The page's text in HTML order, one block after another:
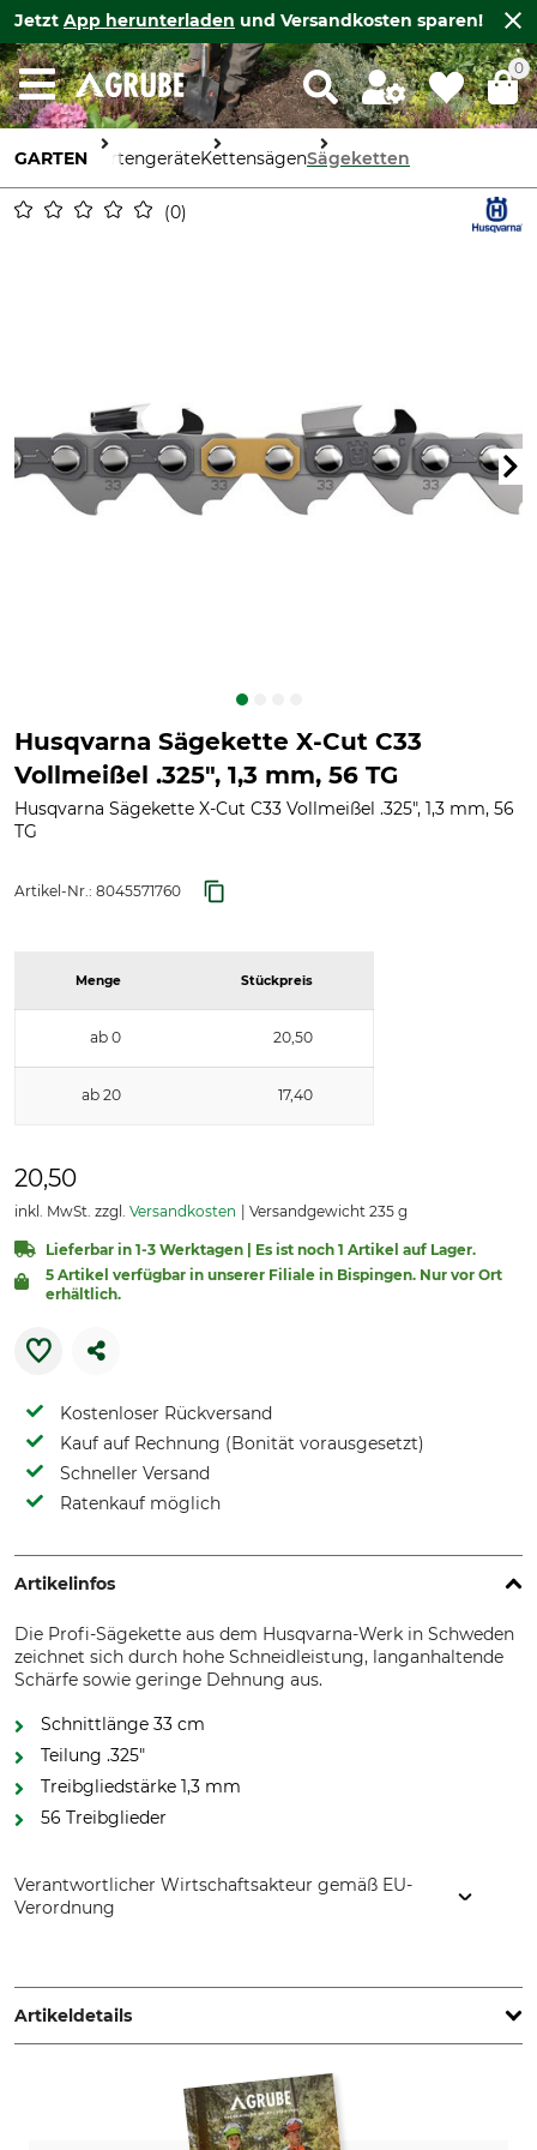
Jetzt App herunterladen und Versandkosten sparen!
0
GARTEN GartengeräteKettensägenSägeketten
0
Husqvarna Sägekette X-Cut C33
Vollmeißel .325", 1,3 mm, 56 TG
Husqvarna Sägekette X-Cut C33 Vollmeißel .325", 1,3 mm, 56
TG
Artikel-Nr.: 8045571760
Menge Stückpreis
ab 0 20,50
ab 20 17,40
20,50
inkl. MwSt. zzgl. Versandkosten Versandgewicht 235 g
Lieferbar in 1-3 Werktagen | Es ist noch 1 Artikel auf Lager.
5 Artikel verfügbar in unserer Filiale in Bispingen. Nur vor Ort
erhältlich.
Kostenloser Rückversand
Kauf auf Rechnung (Bonität vorausgesetzt)
Schneller Versand
Ratenkauf möglich
Artikelinfos
Die Profi-Sägekette aus dem Husqvarna-Werk in Schweden
zeichnet sich durch hohe Schneidleistung, langanhaltende
Schärfe sowie geringe Dehnung aus.
Schnittlänge 33 cm
Teilung .325"
Treibgliedstärke 1,3 mm
56 Treibglieder
Verantwortlicher Wirtschaftsakteur gemäß EU-
Verordnung
www.husqvarnagroup.com
Artikeldetails
Schnittlänge
33 cm